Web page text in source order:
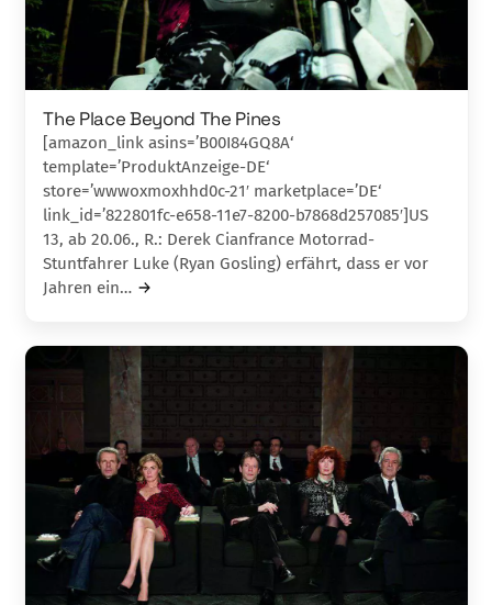
The Place Beyond The Pines
[amazon_link asins=’B00I84GQ8A‘
template=’ProduktAnzeige-DE‘
store=’wwwoxmoxhhd0c-21′ marketplace=’DE‘
link_id=’822801fc-e658-11e7-8200-b7868d257085′]US
13, ab 20.06., R.: Derek Cianfrance Motorrad-
Stuntfahrer Luke (Ryan Gosling) erfährt, dass er vor
Jahren ein…